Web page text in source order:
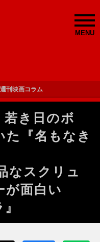
MENU
刊映画コラム
若き日のボ
た『名もなき
なスクリュ
が面白い